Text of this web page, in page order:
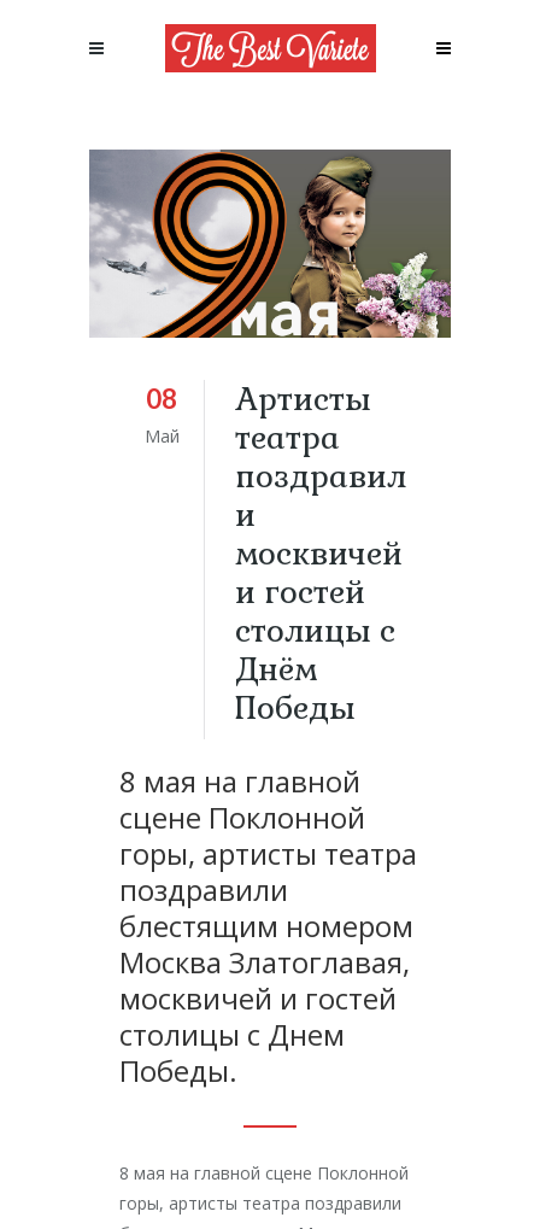
08
Май
Артисты
театра
поздравил
и
москвичей
и гостей
столицы с
Днём
Победы
8 мая на главной
сцене Поклонной
горы, артисты театра
поздравили
блестящим номером
Москва Златоглавая,
москвичей и гостей
столицы с Днем
Победы.
8 мая на главной сцене Поклонной
горы, артисты театра поздравили